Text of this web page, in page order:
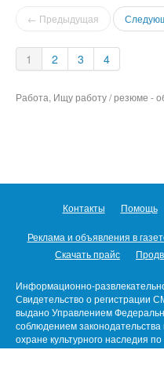
← Предыдущая
1 2 3 4
Работа, Ищу работу / резюме -
Контакты Помощь
Реклама и объявления в
Скачать прайс
Информационно-
Свидетельство о регистрации
выдано Управлением
соблюдением
охране культурного наследия
Предназначено для